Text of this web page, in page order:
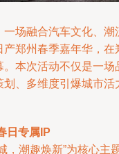
场融合汽车文化、潮
郑州春季嘉年华，在
本次活动不仅是一场
、多维度引爆城市活
日专属IP
，潮趣焕新”为核心主